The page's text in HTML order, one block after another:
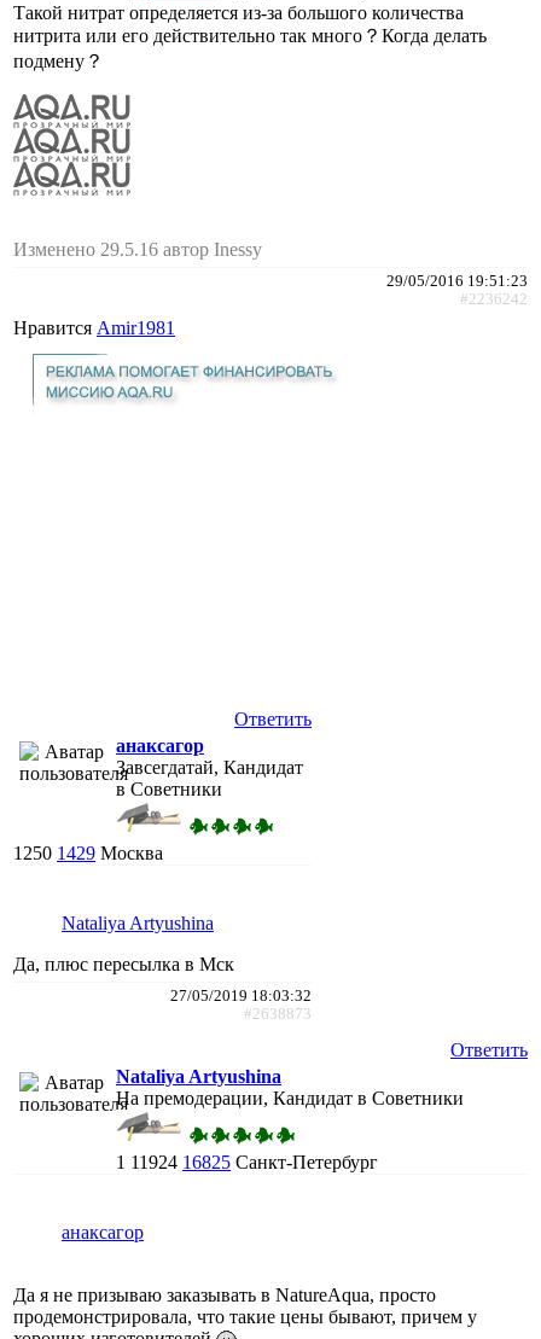
Такой нитрат определяется из-за большого количества
нитрита или его действительно так много？Когда делать
подмену？
Изменено 29.5.16 автор Inessy
29/05/2016 19:51:23
#2236242
Нравится Amir1981
Ответить
анаксагор
Завсегдатай, Кандидат
в Советники
1250 1429 Москва
Nataliya Artyushina
Да, плюс пересылка в Мск
27/05/2019 18:03:32
#2638873
Ответить
Nataliya Artyushina
На премодерации, Кандидат в Советники
1 11924 16825 Санкт-Петербург
анаксагор
Да я не призываю заказывать в NatureAqua, просто
продемонстрировала, что такие цены бывают, причем у